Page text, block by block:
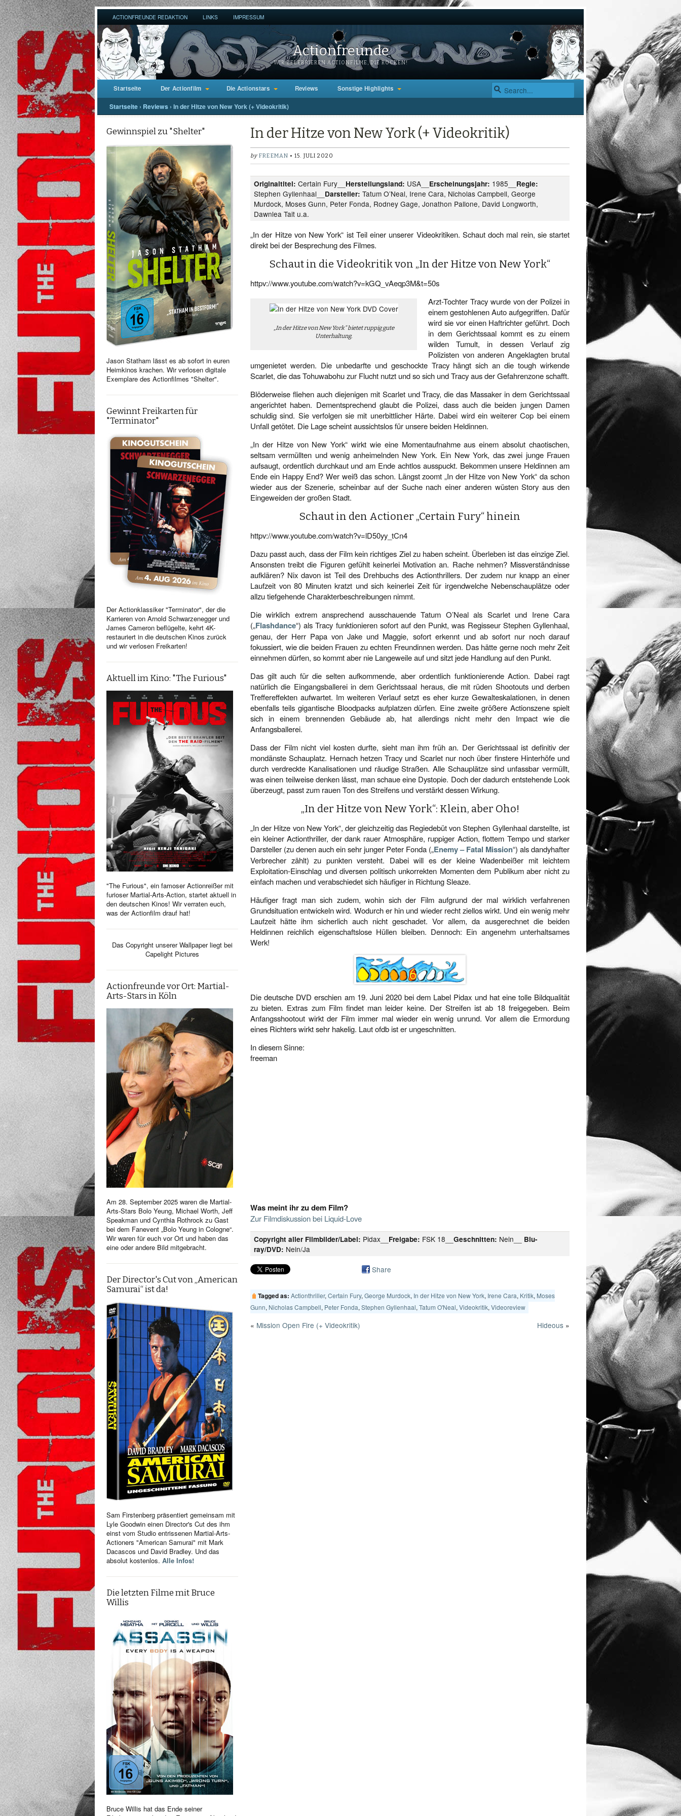
ACTIONFREUNDE REDAKTION LINKS IMPRESSUM
Actionfreunde
WIR ZELEBRIEREN ACTIONFILME, DIE ROCKEN!
Startseite Der Actionfilm Die Actionstars Reviews Sonstige Highlights
Startseite › Reviews › In der Hitze von New York (+ Videokritik)
Gewinnspiel zu "Shelter"
Jason Statham lässt es ab sofort in euren
Heimkinos krachen. Wir verlosen digitale
Exemplare des Actionfilmes "Shelter".
Gewinnt Freikarten für
"Terminator"
Der Actionklassiker "Terminator", der die
Karrieren von Arnold Schwarzenegger und
James Cameron beflügelte, kehrt 4K-
restauriert in die deutschen Kinos zurück
und wir verlosen Freikarten!
Aktuell im Kino: "The Furious"
"The Furious", ein famoser Actionreißer mit
furioser Martial-Arts-Action, startet aktuell in
den deutschen Kinos! Wir verraten euch,
was der Actionfilm drauf hat!
Das Copyright unserer Wallpaper liegt bei
Capelight Pictures
Actionfreunde vor Ort: Martial-
Arts-Stars in Köln
Am 28. September 2025 waren die Martial-
Arts-Stars Bolo Yeung, Michael Worth, Jeff
Speakman und Cynthia Rothrock zu Gast
bei dem Fanevent „Bolo Yeung in Cologne“.
Wir waren für euch vor Ort und haben das
eine oder andere Bild mitgebracht.
Der Director's Cut von „American
Samurai“ ist da!
Sam Firstenberg präsentiert gemeinsam mit
Lyle Goodwin einen Director's Cut des ihm
einst vom Studio entrissenen Martial-Arts-
Actioners "American Samurai" mit Mark
Dacascos und David Bradley. Und das
absolut kostenlos. Alle Infos!
Die letzten Filme mit Bruce
Willis
Bruce Willis hat das Ende seiner
In der Hitze von New York (+ Videokritik)
by FREEMAN • 15. JULI 2020
Originaltitel: Certain Fury__ Herstellungsland: USA__ Erscheinungsjahr: 1985__ Regie:
Stephen Gyllenhaal__ Darsteller: Tatum O’Neal, Irene Cara, Nicholas Campbell, George
Murdock, Moses Gunn, Peter Fonda, Rodney Gage, Jonathon Pallone, David Longworth,
Dawnlea Tait u.a.
„In der Hitze von New York“ ist Teil einer unserer Videokritiken. Schaut doch mal rein, sie startet
direkt bei der Besprechung des Filmes.
Schaut in die Videokritik von „In der Hitze von New York“
httpv://www.youtube.com/watch?v=kGQ_vAeqp3M&t=50s
„In der Hitze von New York“ bietet ruppig gute
Unterhaltung.
Arzt-Tochter Tracy wurde von der Polizei in
einem gestohlenen Auto aufgegriffen. Dafür
wird sie vor einen Haftrichter geführt. Doch
in dem Gerichtssaal kommt es zu einem
wilden Tumult, in dessen Verlauf zig
Polizisten von anderen Angeklagten brutal
umgenietet werden. Die unbedarfte und geschockte Tracy hängt sich an die tough wirkende
Scarlet, die das Tohuwabohu zur Flucht nutzt und so sich und Tracy aus der Gefahrenzone schafft.
Blöderweise fliehen auch diejenigen mit Scarlet und Tracy, die das Massaker in dem Gerichtssaal
angerichtet haben. Dementsprechend glaubt die Polizei, dass auch die beiden jungen Damen
schuldig sind. Sie verfolgen sie mit unerbittlicher Härte. Dabei wird ein weiterer Cop bei einem
Unfall getötet. Die Lage scheint aussichtslos für unsere beiden Heldinnen.
„In der Hitze von New York“ wirkt wie eine Momentaufnahme aus einem absolut chaotischen,
seltsam vermüllten und wenig anheimelnden New York. Ein New York, das zwei junge Frauen
aufsaugt, ordentlich durchkaut und am Ende achtlos ausspuckt. Bekommen unsere Heldinnen am
Ende ein Happy End? Wer weiß das schon. Längst zoomt „In der Hitze von New York“ da schon
wieder aus der Szenerie, scheinbar auf der Suche nach einer anderen wüsten Story aus den
Eingeweiden der großen Stadt.
Schaut in den Actioner „Certain Fury“ hinein
httpv://www.youtube.com/watch?v=lD50yy_tCn4
Dazu passt auch, dass der Film kein richtiges Ziel zu haben scheint. Überleben ist das einzige Ziel.
Ansonsten treibt die Figuren gefühlt keinerlei Motivation an. Rache nehmen? Missverständnisse
aufklären? Nix davon ist Teil des Drehbuchs des Actionthrillers. Der zudem nur knapp an einer
Laufzeit von 80 Minuten kratzt und sich keinerlei Zeit für irgendwelche Nebenschauplätze oder
allzu tiefgehende Charakterbeschreibungen nimmt.
Die wirklich extrem ansprechend ausschauende Tatum O’Neal als Scarlet und Irene Cara
(„Flashdance“) als Tracy funktionieren sofort auf den Punkt, was Regisseur Stephen Gyllenhaal,
genau, der Herr Papa von Jake und Maggie, sofort erkennt und ab sofort nur noch darauf
fokussiert, wie die beiden Frauen zu echten Freundinnen werden. Das hätte gerne noch mehr Zeit
einnehmen dürfen, so kommt aber nie Langeweile auf und sitzt jede Handlung auf den Punkt.
Das gilt auch für die selten aufkommende, aber ordentlich funktionierende Action. Dabei ragt
natürlich die Eingangsballerei in dem Gerichtssaal heraus, die mit rüden Shootouts und derben
Treffereffekten aufwartet. Im weiteren Verlauf setzt es eher kurze Gewalteskalationen, in denen
ebenfalls teils gigantische Bloodpacks aufplatzen dürfen. Eine zweite größere Actionszene spielt
sich in einem brennenden Gebäude ab, hat allerdings nicht mehr den Impact wie die
Anfangsballerei.
Dass der Film nicht viel kosten durfte, sieht man ihm früh an. Der Gerichtssaal ist definitiv der
mondänste Schauplatz. Hernach hetzen Tracy und Scarlet nur noch über finstere Hinterhöfe und
durch verdreckte Kanalisationen und räudige Straßen. Alle Schauplätze sind unfassbar vermüllt,
was einen teilweise denken lässt, man schaue eine Dystopie. Doch der dadurch entstehende Look
überzeugt, passt zum rauen Ton des Streifens und verstärkt dessen Wirkung.
„In der Hitze von New York“: Klein, aber Oho!
„In der Hitze von New York“, der gleichzeitig das Regiedebüt von Stephen Gyllenhaal darstellte, ist
ein kleiner Actionthriller, der dank rauer Atmosphäre, ruppiger Action, flottem Tempo und starker
Darsteller (zu denen auch ein sehr junger Peter Fonda („Enemy – Fatal Mission“) als dandyhafter
Verbrecher zählt) zu punkten versteht. Dabei will es der kleine Wadenbeißer mit leichtem
Exploitation-Einschlag und diversen politisch unkorrekten Momenten dem Publikum aber nicht zu
einfach machen und verabschiedet sich häufiger in Richtung Sleaze.
Häufiger fragt man sich zudem, wohin sich der Film aufgrund der mal wirklich verfahrenen
Grundsituation entwickeln wird. Wodurch er hin und wieder recht ziellos wirkt. Und ein wenig mehr
Laufzeit hätte ihm sicherlich auch nicht geschadet. Vor allem, da ausgerechnet die beiden
Heldinnen reichlich eigenschaftslose Hüllen bleiben. Dennoch: Ein angenehm unterhaltsames
Werk!
Die deutsche DVD erschien am 19. Juni 2020 bei dem Label Pidax und hat eine tolle Bildqualität
zu bieten. Extras zum Film findet man leider keine. Der Streifen ist ab 18 freigegeben. Beim
Anfangsshootout wirkt der Film immer mal wieder ein wenig unrund. Vor allem die Ermordung
eines Richters wirkt sehr hakelig. Laut ofdb ist er ungeschnitten.
In diesem Sinne:
freeman
Was meint ihr zu dem Film?
Zur Filmdiskussion bei Liquid-Love
Copyright aller Filmbilder/Label: Pidax__ Freigabe: FSK 18__ Geschnitten: Nein__
Blu-
ray/DVD: Nein/Ja
Share
Tagged as: Actionthriller, Certain Fury, George Murdock, In der Hitze von New York, Irene Cara, Kritik, Moses
Gunn, Nicholas Campbell, Peter Fonda, Stephen Gyllenhaal, Tatum O'Neal, Videokritik, Videoreview
« Mission Open Fire (+ Videokritik) Hideous »